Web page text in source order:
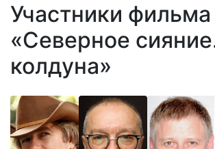
Участники фильма
«Северное
колдуна»